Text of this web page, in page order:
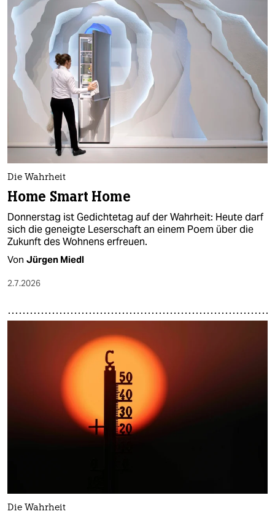
Die Wahrheit
Home Smart Home
Donnerstag ist Gedichtetag auf der Wahrheit: Heute darf
sich die geneigte Leserschaft an einem Poem über die
Zukunft des Wohnens erfreuen.
Von Jürgen Miedl
2.7.2026
Die Wahrheit